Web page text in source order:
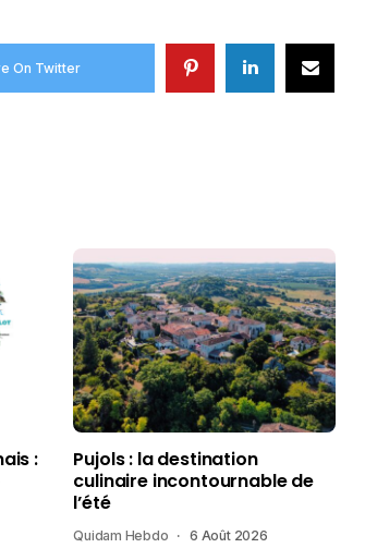
On Twitter
:
Pujols : la destination
culinaire incontournable de
l’été
Quidam Hebdo 6 Août 2026